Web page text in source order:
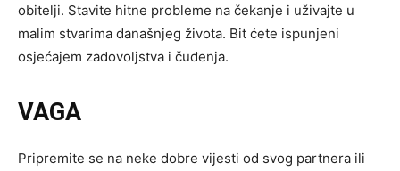
obitelji. Stavite hitne probleme na čekanje i uživajte u
malim stvarima današnjeg života. Bit ćete ispunjeni
osjećajem zadovoljstva i čuđenja.
VAGA
Pripremite se na neke dobre vijesti od svog partnera ili